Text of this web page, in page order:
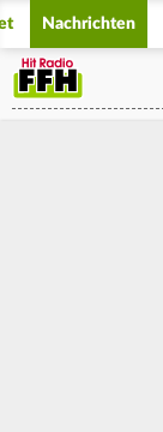
Nachrichten